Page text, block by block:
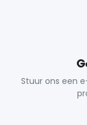
Stuur ons een